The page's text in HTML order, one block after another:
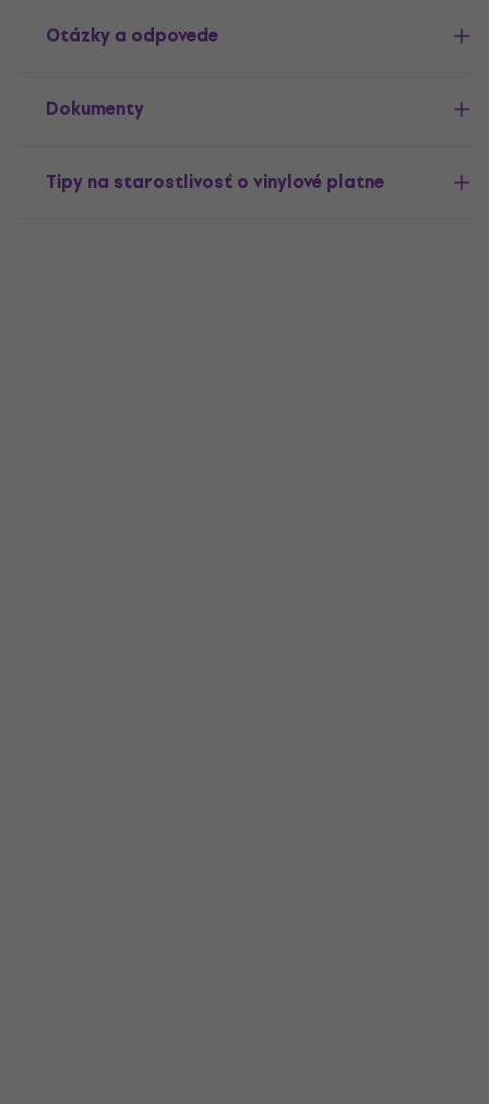
Otázky a odpovede
Dokumenty
Tipy na starostlivosť o vinylové platne